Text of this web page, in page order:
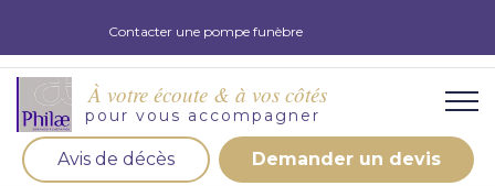
Contacter une pompe funèbre
À votre écoute & à vos côtés
pour vous accompagner
Avis de décès Demander un devis